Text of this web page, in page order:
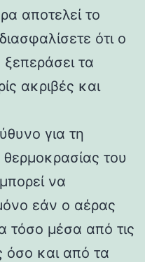
αποτελεί το
ότι ο
τα
ακριβές και
για τη
του
να
εάν ο αέρας
τόσο μέσα από τις
όσο και από τα